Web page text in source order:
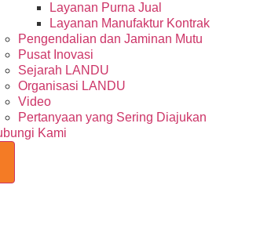
Layanan Purna Jual
Layanan Manufaktur Kontrak
Pengendalian dan Jaminan Mutu
Pusat Inovasi
Sejarah LANDU
Organisasi LANDU
Video
Pertanyaan yang Sering Diajukan
Kami